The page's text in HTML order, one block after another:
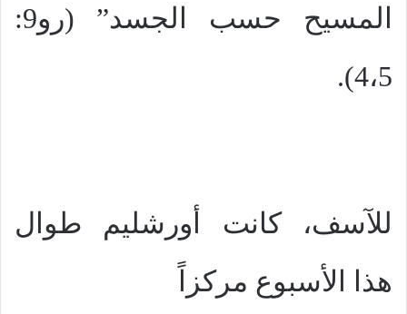
المسيح حسب الجسد” (رو9:
4،5).
للآسف، كانت أورشليم طوال
هذا الأسبوع مركزاً